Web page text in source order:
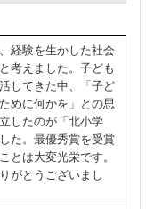
経験を生かした社会
考えました。子ども
してきた中、「子ど
めに何かを」との思
したのが「北小学
た。最優秀賞を受賞
とは大変光栄です。
がとうございまし